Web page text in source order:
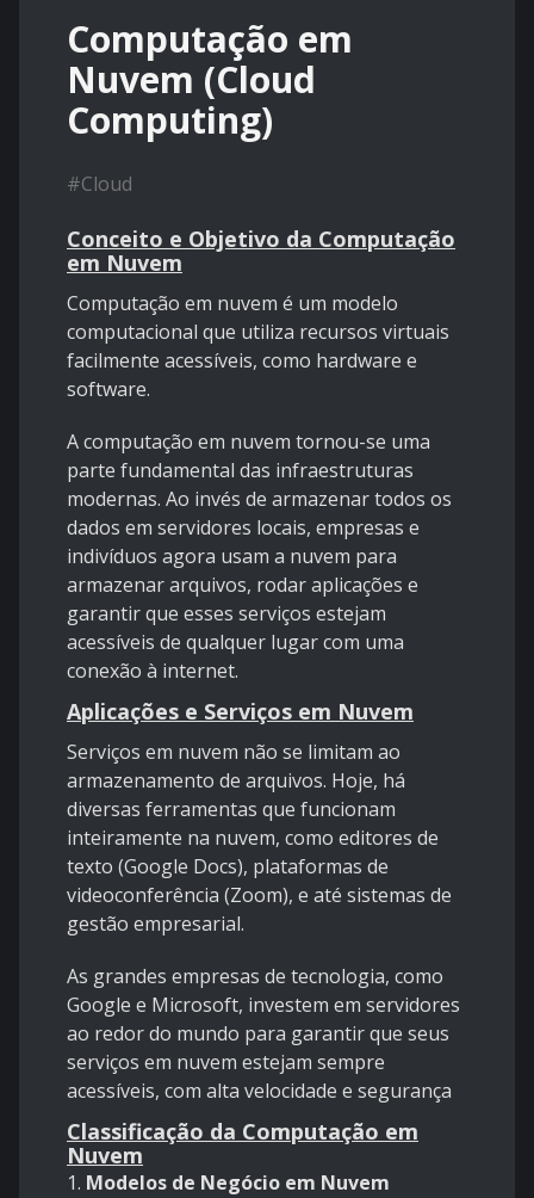
Computação em
Nuvem (Cloud
Computing)
#Cloud
Conceito e Objetivo da Computação
em Nuvem
Computação em nuvem é um modelo
computacional que utiliza recursos virtuais
facilmente acessíveis, como hardware e
software.
A computação em nuvem tornou-se uma
parte fundamental das infraestruturas
modernas. Ao invés de armazenar todos os
dados em servidores locais, empresas e
indivíduos agora usam a nuvem para
armazenar arquivos, rodar aplicações e
garantir que esses serviços estejam
acessíveis de qualquer lugar com uma
conexão à internet.
Aplicações e Serviços em Nuvem
Serviços em nuvem não se limitam ao
armazenamento de arquivos. Hoje, há
diversas ferramentas que funcionam
inteiramente na nuvem, como editores de
texto (Google Docs), plataformas de
videoconferência (Zoom), e até sistemas de
gestão empresarial.
As grandes empresas de tecnologia, como
Google e Microsoft, investem em servidores
ao redor do mundo para garantir que seus
serviços em nuvem estejam sempre
acessíveis, com alta velocidade e segurança
Classificação da Computação em
Nuvem
1. Modelos de Negócio em Nuvem